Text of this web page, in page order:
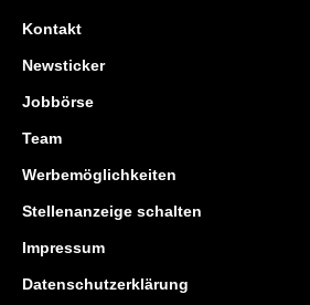
Kontakt
Newsticker
Jobbörse
Team
Werbemöglichkeiten
Stellenanzeige schalten
Impressum
Datenschutzerklärung